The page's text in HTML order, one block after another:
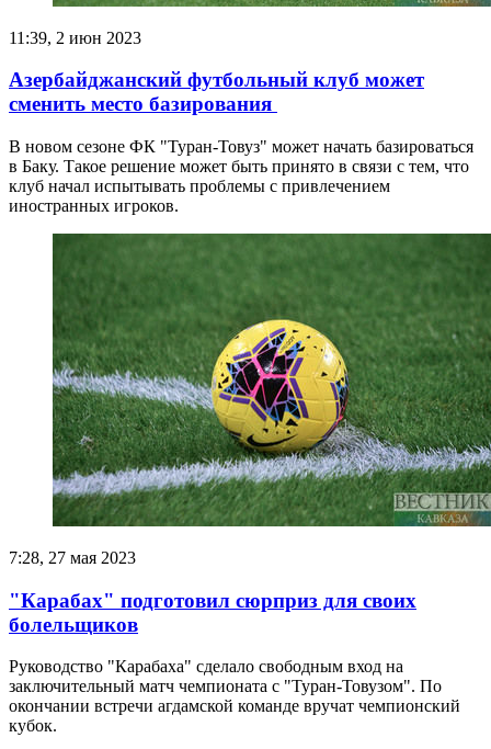
11:39, 2 июн 2023
Азербайджанский футбольный клуб может
сменить место базирования
В новом сезоне ФК "Туран-Товуз" может начать базироваться
в Баку. Такое решение может быть принято в связи с тем, что
клуб начал испытывать проблемы с привлечением
иностранных игроков.
7:28, 27 мая 2023
"Карабах" подготовил сюрприз для своих
болельщиков
Руководство "Карабаха" сделало свободным вход на
заключительный матч чемпионата с "Туран-Товузом". По
окончании встречи агдамской команде вручат чемпионский
кубок.